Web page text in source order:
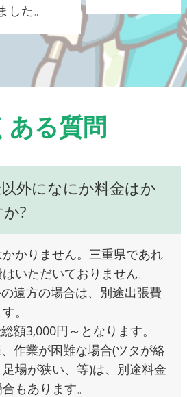
ました。
ある質問
外になにか料金はか
?
かりません。三重県であれ
いただいておりません。
遠方の場合は、別途出張費
。
額3,000円～となります。
作業が困難な場合(ツタが絡
場が狭い、等)は、別途料金
もあります。